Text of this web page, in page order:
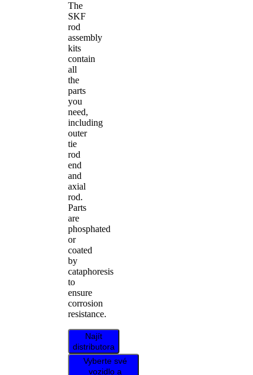
The
SKF
rod
assembly
kits
contain
all
the
parts
you
need,
including
outer
tie
rod
end
and
axial
rod.
Parts
are
phosphated
or
coated
by
cataphoresis
to
ensure
corrosion
resistance.
Najít
distributora
Vyberte své
vozidlo a